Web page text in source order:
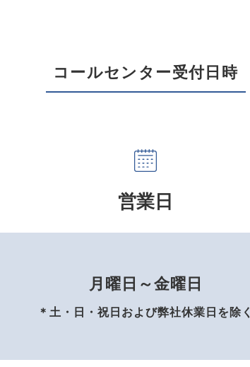
コールセンター受付日時
営業日
月曜日～金曜日
＊土・日・祝日および弊社休業日を除く